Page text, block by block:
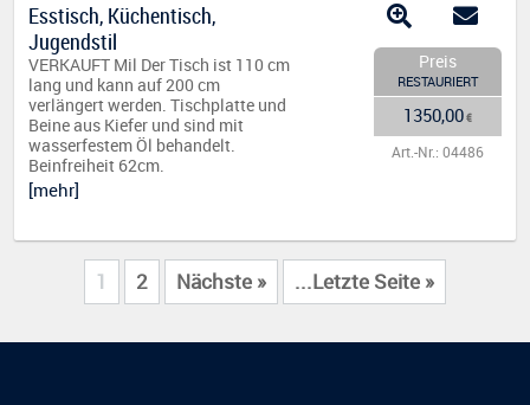
Esstisch, Küchentisch,
Jugendstil
VERKAUFT Mil Der Tisch ist 110 cm
lang und kann auf 200 cm
verlängert werden. Tischplatte und
Beine aus Kiefer und sind mit
wasserfestem Öl behandelt.
Beinfreiheit 62cm.
[mehr]
Preis
RESTAURIERT
1350,00€
Art.-Nr.: 04486
1 2 Nächste » ...Letzte Seite »